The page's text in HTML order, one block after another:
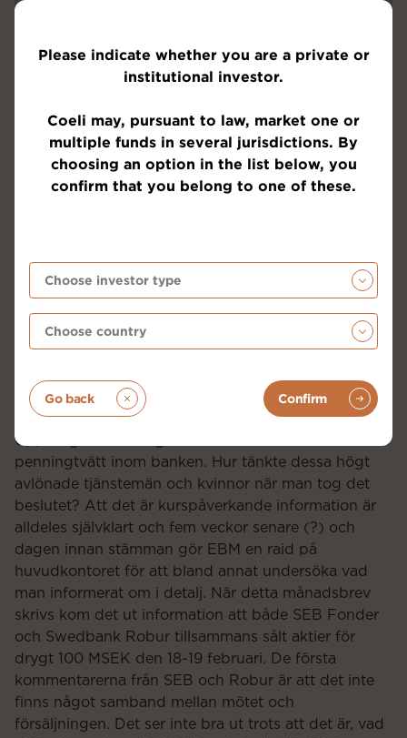
Här hemma har vi fått vår beskärda del av elände.
regeringsbildning så har Swedbanksåpan sannolikt
slagit nytt svenskt rekord i grenen ”hur du absolut
inte skall hantera en kris” och det var många
inblandade som gav ett alldeles förträffligt bidrag i
fungerar bara när det är någorlunda lugnt runt
omkring. Man har nu varit inblandad i ett antal
skandaler och kriser de senaste 10 åren och de hårt
prövade aktieägarna får stå ut med ungefär samma
Härvan började i februari när banken kontaktar de 15
största ägarna och berättar att programmet
Uppdrag Granskning kommer berätta om
penningtvätt inom banken. Hur tänkte dessa högt
avlönade tjänstemän och kvinnor när man tog det
beslutet? Att det är kurspåverkande information är
alldeles självklart och fem veckor senare (?) och
dagen innan stämman gör EBM en raid på
huvudkontoret för att bland annat undersöka vad
man informerat om i detalj. När detta månadsbrev
skrivs kom det ut information att både SEB Fonder
och Swedbank Robur tillsammans sålt aktier för
drygt 100 MSEK den 18-19 februari. De första
kommentarerna från SEB och Robur är att det inte
finns något samband mellan mötet och
försäljningen. Det ser inte bra ut trots att det är, vad
Please indicate whether you are a private or
institutional investor.
Coeli may, pursuant to law, market one or
multiple funds in several jurisdictions. By
choosing an option in the list below, you
confirm that you belong to one of these.
Go back Confirm